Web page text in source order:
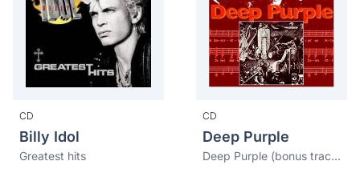
CD
Billy Idol
Greatest hits
CD
Deep Purple
Deep Purple (bonus tracks)